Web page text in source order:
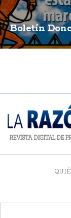
Boletín
REVISTA DIGITAL DE